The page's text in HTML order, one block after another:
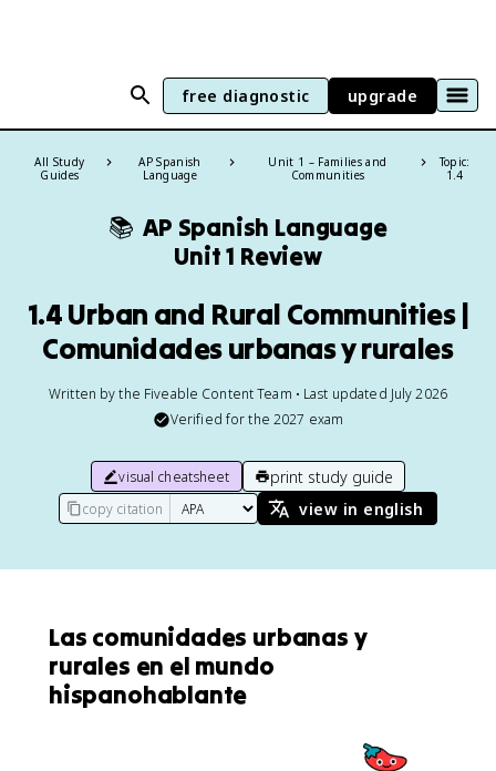
free diagnostic upgrade
All Study
Guides
AP Spanish
Language
Unit 1 – Families and
Communities
Topic:
1.4
📚 AP Spanish Language
Unit 1 Review
1.4 Urban and Rural Communities |
Comunidades urbanas y rurales
Written by the Fiveable Content Team • Last updated July 2026
Verified for the 2027 exam
visual cheatsheet print study guide
copy citation view in english
Las comunidades urbanas y
rurales en el mundo
hispanohablante